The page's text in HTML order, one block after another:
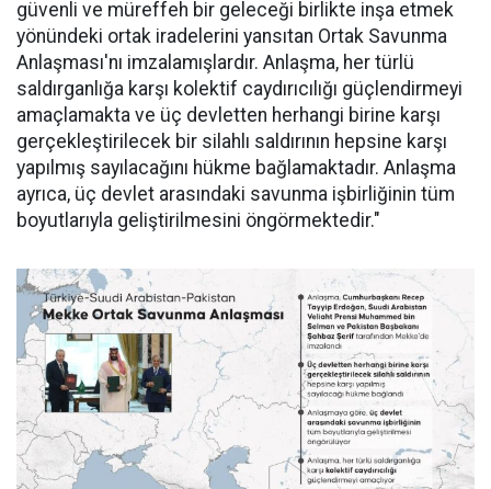
güvenli ve müreffeh bir geleceği birlikte inşa etmek
yönündeki ortak iradelerini yansıtan Ortak Savunma
Anlaşması'nı imzalamışlardır. Anlaşma, her türlü
saldırganlığa karşı kolektif caydırıcılığı güçlendirmeyi
amaçlamakta ve üç devletten herhangi birine karşı
gerçekleştirilecek bir silahlı saldırının hepsine karşı
yapılmış sayılacağını hükme bağlamaktadır. Anlaşma
ayrıca, üç devlet arasındaki savunma işbirliğinin tüm
boyutlarıyla geliştirilmesini öngörmektedir."